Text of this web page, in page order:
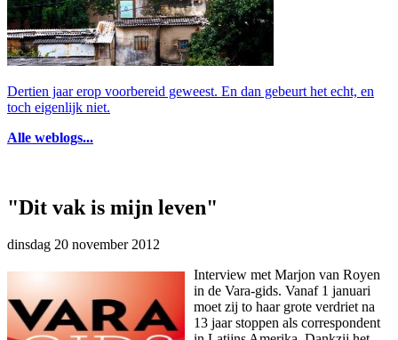
Dertien jaar erop voorbereid geweest. En dan gebeurt het echt, en
toch eigenlijk niet.
Alle weblogs...
"Dit vak is mijn leven"
dinsdag 20 november 2012
Interview met Marjon van Royen
in de Vara-gids. Vanaf 1 januari
moet zij to haar grote verdriet na
13 jaar stoppen als correspondent